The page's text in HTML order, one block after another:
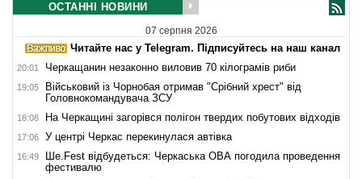
ОСТАННІ НОВИНИ
07 серпня 2026
Читайте нас у Telegram. Підписуйтесь на наш канал
20:01 Черкащанин незаконно виловив 70 кілограмів риби
19:05
Військовий із Чорнобая отримав "Срібний хрест" від
Головнокомандувача ЗСУ
18:08 На Черкащині загорівся полігон твердих побутових відходів
17:06 У центрі Черкас перекинулася автівка
16:49
Ше.Fest відбудеться: Черкаська ОВА погодила проведення
фестивалю